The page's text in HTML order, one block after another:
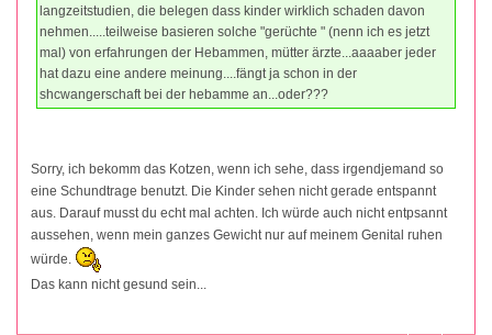
langzeitstudien, die belegen dass kinder wirklich schaden davon
nehmen.....teilweise basieren solche "gerüchte " (nenn ich es jetzt
mal) von erfahrungen der Hebammen, mütter ärzte...aaaaber jeder
hat dazu eine andere meinung....fängt ja schon in der
shcwangerschaft bei der hebamme an...oder???
Sorry, ich bekomm das Kotzen, wenn ich sehe, dass irgendjemand so
eine Schundtrage benutzt. Die Kinder sehen nicht gerade entspannt
aus. Darauf musst du echt mal achten. Ich würde auch nicht entpsannt
aussehen, wenn mein ganzes Gewicht nur auf meinem Genital ruhen
würde.
Das kann nicht gesund sein...